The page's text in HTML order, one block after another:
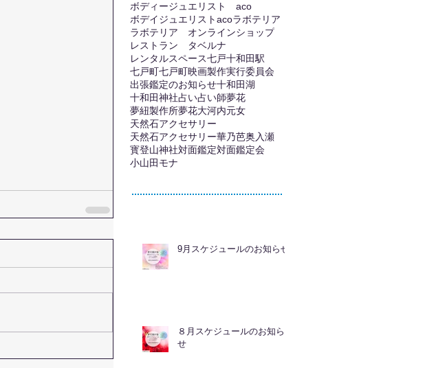
ボディージュエリスト aco
ボデイジュエリストacoラボテリア
ラボテリア オンラインショップ
レストラン タベルナ
レンタルスペース七戸十和田駅
七戸町七戸町映画製作実行委員会
出張鑑定のお知らせ十和田湖
十和田神社占い占い師夢花
夢紐製作所夢花大河内元女
天然石アクセサリー
天然石アクセサリー華乃芭奥入瀬
寳登山神社対面鑑定対面鑑定会
小山田モナ
9月スケジュールのお知らせ
８月スケジュールのお知ら
せ